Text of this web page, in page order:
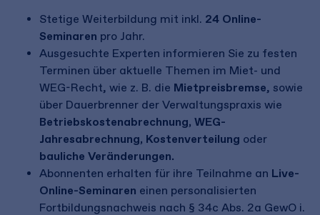
Stetige Weiterbildung mit inkl. 24 Online-
Seminaren pro Jahr.
Ausgesuchte Experten informieren Sie zu festen
Terminen über aktuelle Themen im Miet- und
WEG-Recht, wie z. B. die Mietpreisbremse, sowie
über Dauerbrenner der Verwaltungspraxis wie
Betriebskostenabrechnung, WEG-
Jahresabrechnung, Kostenverteilung oder
bauliche Veränderungen.
Abonnenten erhalten für ihre Teilnahme an Live-
Online-Seminaren einen personalisierten
Fortbildungsnachweis nach § 34c Abs. 2a GewO i.